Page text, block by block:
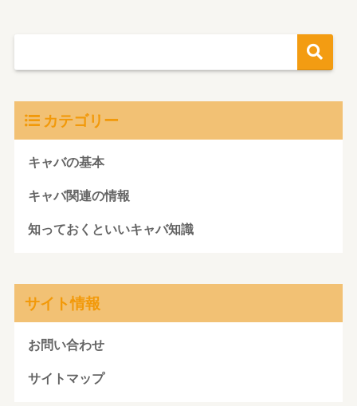
カテゴリー
キャバの基本
キャバ関連の情報
知っておくといいキャバ知識
サイト情報
お問い合わせ
サイトマップ